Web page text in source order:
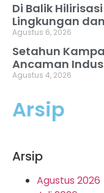
Di Balik
Lingkungan
Agustus 6, 2026
Setahun
Ancaman
Agustus 4, 2026
Arsip
Arsip
Agustus 2026